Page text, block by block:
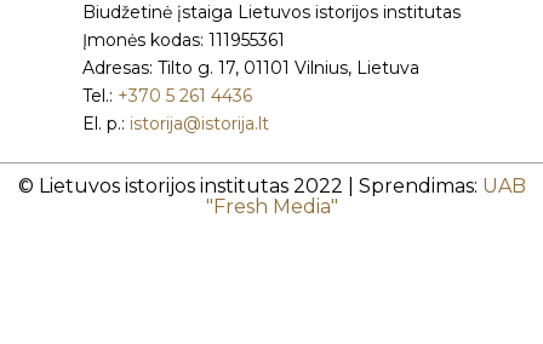
Biudžetinė įstaiga Lietuvos istorijos institutas
Įmonės kodas: 111955361
Adresas: Tilto g. 17, 01101 Vilnius, Lietuva
Tel.: +370 5 261 4436
El. p.: istorija@istorija.lt
© Lietuvos istorijos institutas 2022 | Sprendimas: UAB
"Fresh Media"